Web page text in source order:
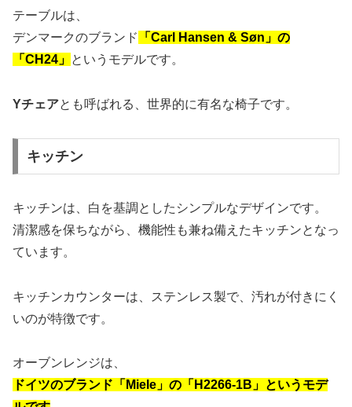
テーブルは、
デンマークのブランド
「Carl Hansen & Søn」の
「CH24」 というモデルです。
Yチェアとも呼ばれる、世界的に有名な椅子です。
キッチン
キッチンは、白を基調としたシンプルなデザインです。
清潔感を保ちながら、機能性も兼ね備えたキッチンとなっ
ています。
キッチンカウンターは、ステンレス製で、汚れが付きにく
いのが特徴です。
オーブンレンジは、
ドイツのブランド「Miele」の「H2266-1B」というモデ